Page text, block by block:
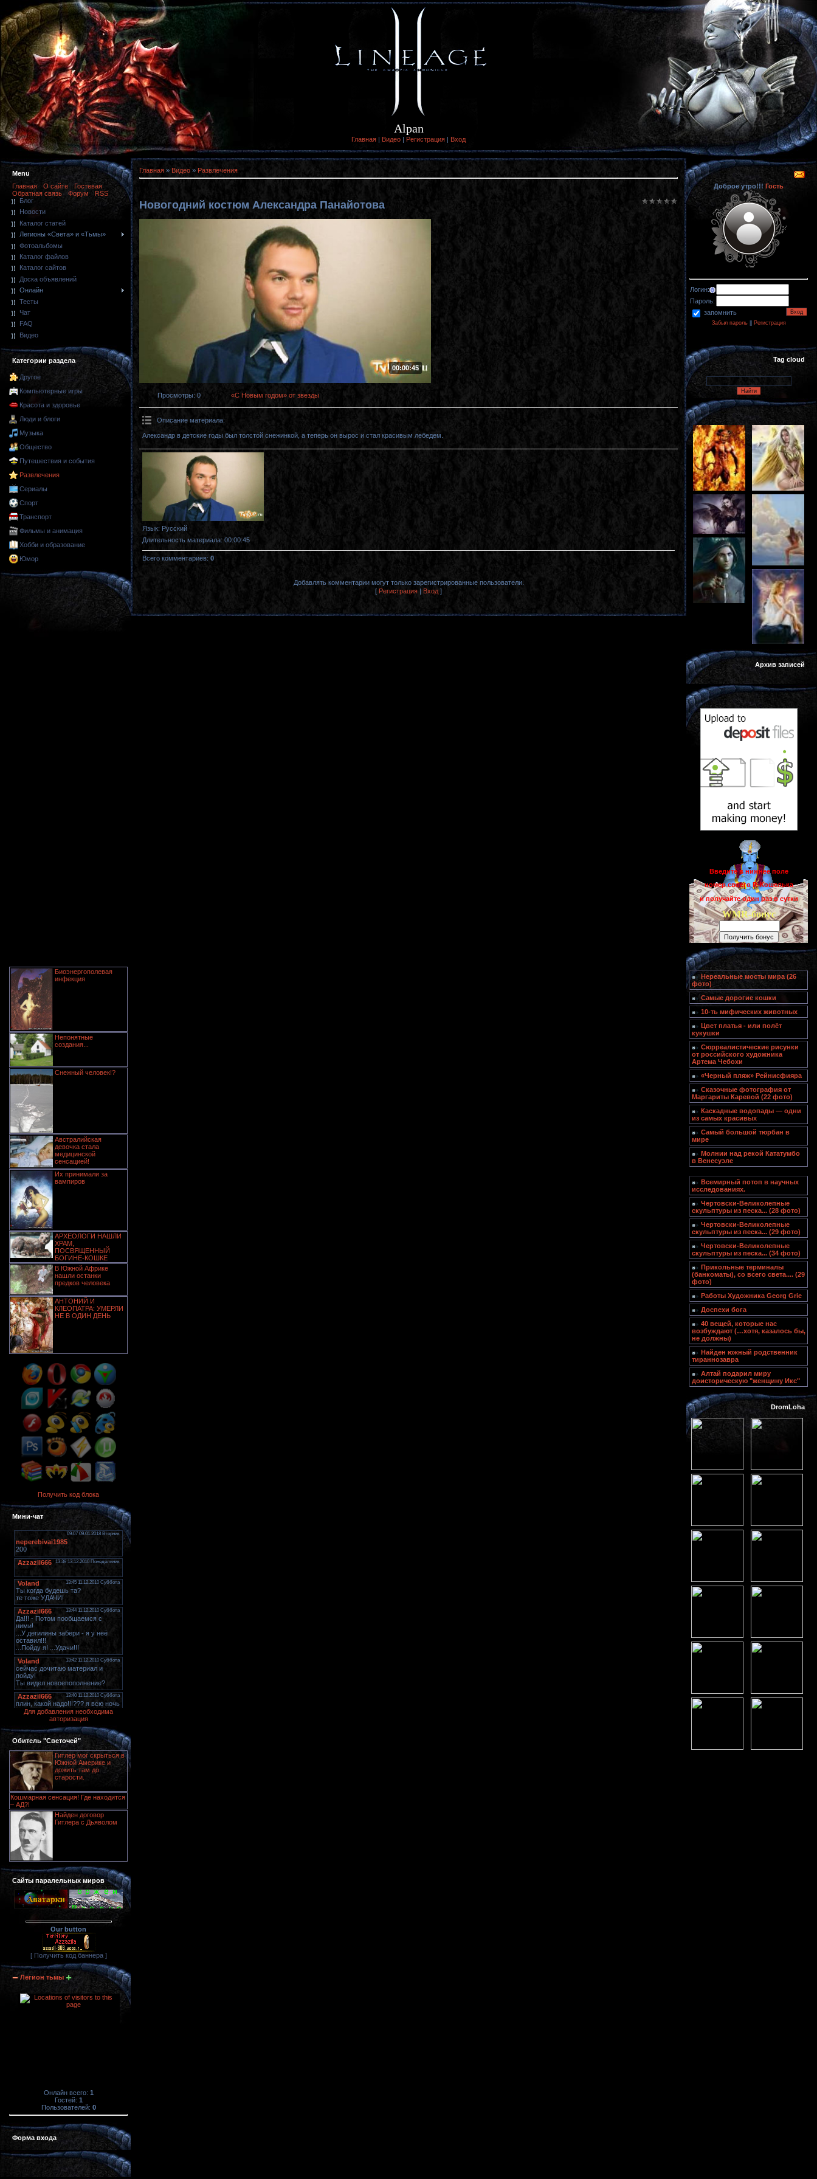
Alpan
Главная | Видео | Регистрация | Вход
Menu
Главная
О сайте
Гостевая
Обратная связь
Форум
RSS
Блог
Новости
Каталог статей
Легионы «Света» и «Тьмы»
Фотоальбомы
Каталог файлов
Каталог сайтов
Доска объявлений
Онлайн
Тесты
Чат
FAQ
Видео
Категории раздела
Другое
Компьютерные игры
Красота и здоровье
Люди и блоги
Музыка
Общество
Путешествия и события
Развлечения
Сериалы
Спорт
Транспорт
Фильмы и анимация
Хобби и образование
Юмор
Биоэнергополевая
инфекция
Непонятные
создания...
Снежный человек!?
Австралийская
девочка стала
медицинской
сенсацией!
Их принимали за
вампиров
АРХЕОЛОГИ НАШЛИ
ХРАМ,
ПОСВЯЩЕННЫЙ
БОГИНЕ-КОШКЕ
В Южной Африке
нашли останки
предков человека
АНТОНИЙ И
КЛЕОПАТРА: УМЕРЛИ
НЕ В ОДИН ДЕНЬ
Получить код блока
Мини-чат
Для добавления необходима
авторизация
Обитель "Светочей"
Гитлер мог скрыться в
Южной Америке и
дожить там до
старости.
Кошмарная сенсация! Где находится
– АД?!
Найден договор
Гитлера с Дьяволом
Сайты паралельных миров
Our button
[ Получить код баннера ]
Легион тьмы
Онлайн всего: 1
Гостей: 1
Пользователей: 0
Форма входа
Главная » Видео » Развлечения
Новогодний костюм Александра Панайотова
00:00:45
Просмотры: 0 «С Новым годом» от звезды
Описание материала:
Александр в детские годы был толстой снежинкой, а теперь он вырос и стал красивым лебедем.
Язык: Русский
Длительность материала: 00:00:45
Всего комментариев: 0
Добавлять комментарии могут только зарегистрированные пользователи.
[ Регистрация | Вход ]
Доброе утро!!! Гость
Логин:
Пароль:
запомнить
Забыл пароль|| Регистрация
Tag cloud
Архив записей
Введите в нижнее поле
номер своего R-Кошелька
и получайте один раз в сутки
WMR-бонус
Нереальные мосты мира (26
фото)
Самые дорогие кошки
10-ть мифических животных
Цвет платья - или полёт
кукушки
Сюрреалистические рисунки
от российского художника
Артема Чебохи
«Черный пляж» Рейнисфияра
Сказочные фотография от
Маргариты Каревой (22 фото)
Каскадные водопады — одни
из самых красивых
Самый большой тюрбан в
мире
Молнии над рекой Кататумбо
в Венесуэле
Всемирный потоп в научных
исследованиях.
Чертовски-Великолепные
скульптуры из песка... (28 фото)
Чертовски-Великолепные
скульптуры из песка... (29 фото)
Чертовски-Великолепные
скульптуры из песка... (34 фото)
Прикольные терминалы
(банкоматы), со всего света.... (29
фото)
Работы Художника Georg Grie
Доспехи бога
40 вещей, которые нас
возбуждают (…хотя, казалось бы,
не должны)
Найден южный родственник
тираннозавра
Алтай подарил миру
доисторическую "женщину Икс"
DromLoha